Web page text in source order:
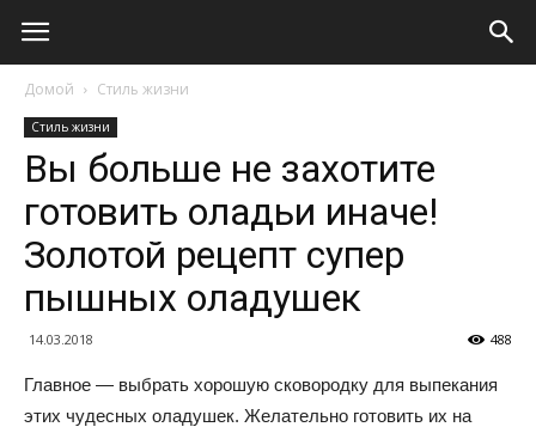
Домой Стиль жизни
Стиль жизни
Вы больше не захотите
готовить оладьи иначе!
Золотой рецепт супер
пышных оладушек
14.03.2018 488
Главное — выбрать хорошую сковородку для выпекания
этих чудесных оладушек. Желательно готовить их на